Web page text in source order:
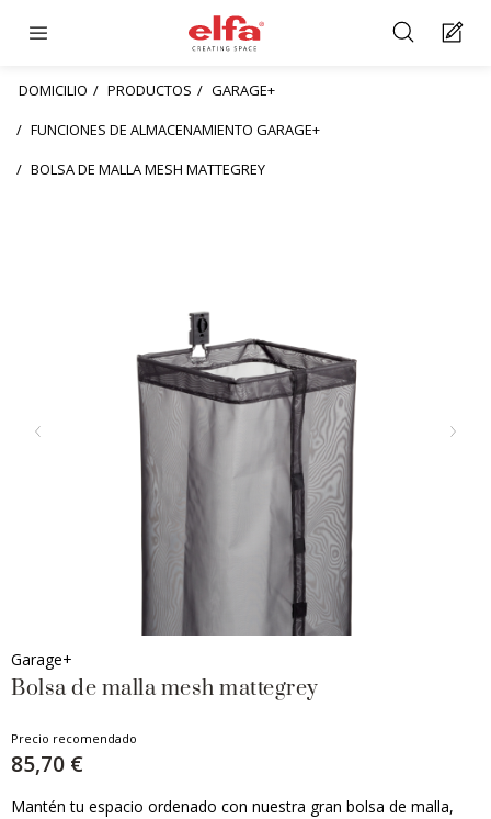
DOMICILIO PRODUCTOS
GARAGE+
FUNCIONES DE ALMACENAMIENTO GARAGE+
BOLSA DE MALLA MESH MATTEGREY
Garage+
Bolsa de malla mesh mattegrey
Precio recomendado
85,70 €
Mantén tu espacio ordenado con nuestra gran bolsa de malla,